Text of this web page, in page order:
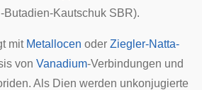
Butadien-Kautschuk SBR).
mit Metallocen oder Ziegler-Natta-
von Vanadium-Verbindungen und
Als Dien werden unkonjugierte